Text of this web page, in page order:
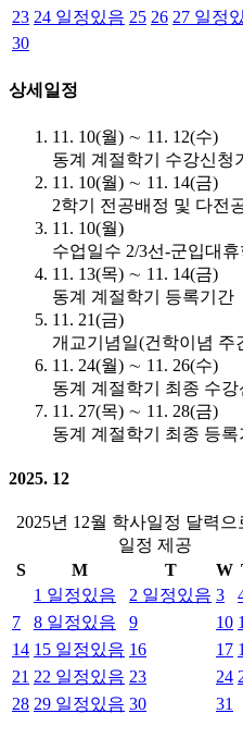
23 24 일정있음 25 26 27 일정
30
상세일정
11. 10(월) ∼ 11. 12(수)
동계 계절학기 수강신청
11. 10(월) ∼ 11. 14(금)
2학기 전공배정 및 다전
11. 10(월)
수업일수 2/3선-군입대
11. 13(목) ∼ 11. 14(금)
동계 계절학기 등록기간
11. 21(금)
개교기념일(건학이념 주
11. 24(월) ∼ 11. 26(수)
동계 계절학기 최종 수
11. 27(목) ∼ 11. 28(금)
동계 계절학기 최종 등록
2025. 12
2025년 12월 학사일정 달력으
일정 제공
S
M T W
1 일정있음 2 일정있음 3
7
8 일정있음 9 10
14 15 일정있음 16 17
21 22 일정있음 23 24
28 29 일정있음 30 31